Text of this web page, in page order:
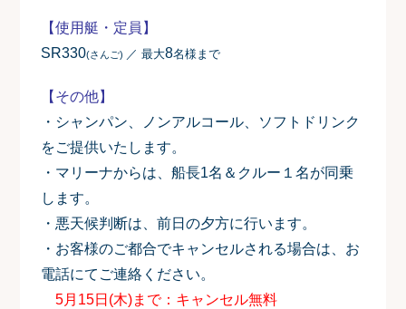
【使用艇・定員】
SR330(さんご) ／ 最大8名様まで
【その他】
・シャンパン、ノンアルコール、ソフトドリンク
をご提供いたします。
・マリーナからは、船長1名＆クルー１名が同乗
します。
・悪天候判断は、前日の夕方に行います。
・お客様のご都合でキャンセルされる場合は、お
電話にてご連絡ください。
5月15日(木)まで：キャンセル無料